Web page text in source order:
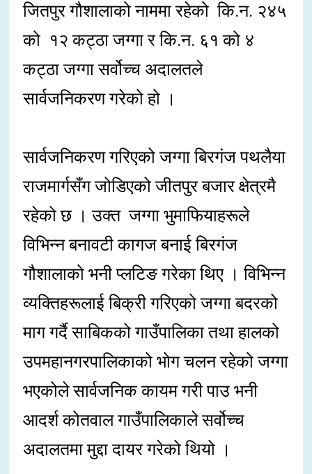
जितपुर गौशालाको नाममा रहेको कि.न. २४५
को १२ कट्ठा जग्गा र कि.न. ६१ को ४
कट्ठा जग्गा सर्वोच्च अदालतले
सार्वजनिकरण गरेको हो ।
सार्वजनिकरण गरिएको जग्गा बिरगंज पथलैया
राजमार्गसँग जोडिएको जीतपुर बजार क्षेत्रमै
रहेको छ । उक्त जग्गा भुमाफियाहरूले
विभिन्न बनावटी कागज बनाई बिरगंज
गौशालाको भनी प्लटिङ गरेका थिए । विभिन्न
व्यक्तिहरूलाई बिक्री गरिएको जग्गा बदरको
माग गर्दै साबिकको गाउँपालिका तथा हालको
उपमहानगरपालिकाको भोग चलन रहेको जग्गा
भएकोले सार्वजनिक कायम गरी पाउ भनी
आदर्श कोतवाल गाउँपालिकाले सर्वोच्च
अदालतमा मुद्दा दायर गरेको थियो ।